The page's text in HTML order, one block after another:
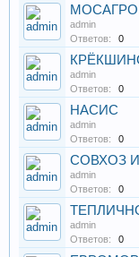
admin
Ответов:
0
admin
Ответов:
0
НАСИС
admin
Ответов:
0
СОВХОЗ
admin
Ответов:
0
admin
Ответов:
0